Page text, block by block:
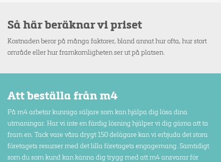
Så här beräknar vi priset
Kostnaden beror på många faktorer, bland annat hur ofta, hur stort
område eller hur framkomligheten ser ut på platsen.
Att beställa från m4
På m4 arbetar kunniga säljare som kan hjälpa dig lösa dina
utmaningar. Har vi inte en färdig lösning hjälper vi dig gärna att ta
fram en. Tack vare våra drygt 150 delägare kan vi erbjuda det stora
företagets resurser med det lilla företagets engagemang. Samtidigt
som du som kund kan känna dig trygg med att m4 ansvarar för